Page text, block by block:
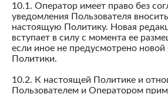
10.1. Оператор имеет право без
уведомления Пользователя
настоящую Политику. Новая
вступает в силу с момента ее
если иное не предусмотрено новой
Политики.
10.2. К настоящей Политике и
Пользователем и Оператором